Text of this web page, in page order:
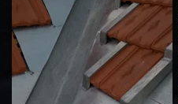
Etanchéité toiture
31